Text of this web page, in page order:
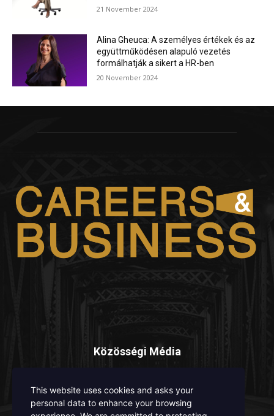
21 November 2024
Alina Gheuca: A személyes értékek és az
együttműködésen alapuló vezetés
formálhatják a sikert a HR-ben
20 November 2024
Közösségi Média
This website uses cookies and asks your
personal data to enhance your browsing